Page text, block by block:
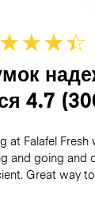
★★★☆
★
4.7
at Falafel Fresh
and going and
Great way